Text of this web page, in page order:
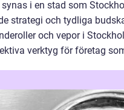
i en stad som
strategi och tydliga
och vepor i
verktyg för företag